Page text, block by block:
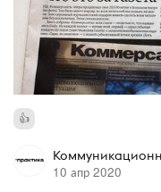
10 апр 2020